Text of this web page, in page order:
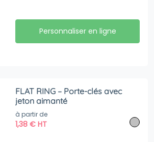
Personnaliser en ligne
FLAT RING – Porte-clés avec
jeton aimanté
à partir de
1,38€ HT